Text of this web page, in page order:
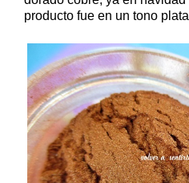
producto fue en un tono